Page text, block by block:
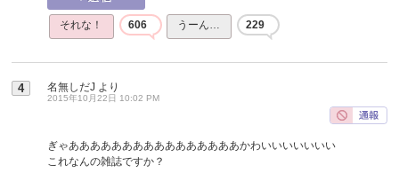
それな！ 606 うーん… 229
4 名無しだJ より
2015年10月22日 10:02 PM
ぎゃああああああああああああああああかわいいいいいいい
これなんの雑誌ですか？